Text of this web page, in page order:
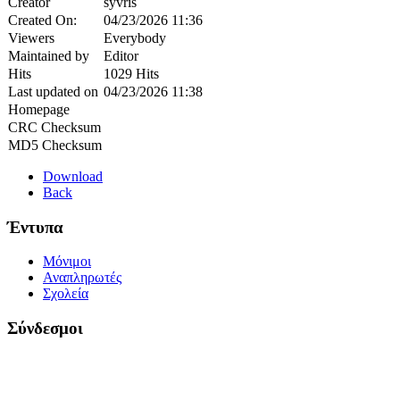
Created On:
04/23/2026 11:36
Viewers
Everybody
Maintained by
Editor
Hits
1029 Hits
Last updated on 04/23/2026 11:38
Homepage
CRC Checksum
MD5 Checksum
Download
Back
Έντυπα
Μόνιμοι
Αναπληρωτές
Σχολεία
Σύνδεσμοι